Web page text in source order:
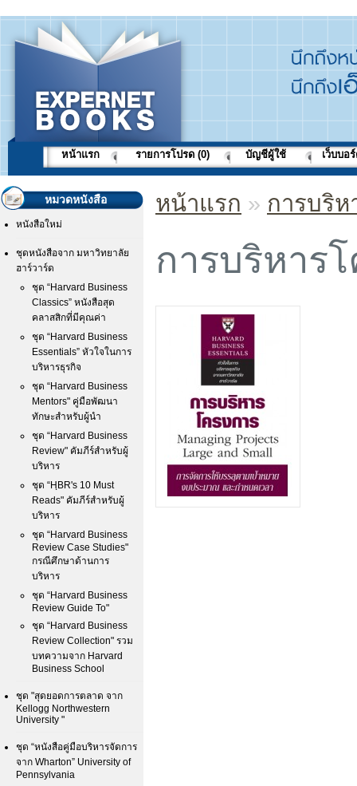
หน้าแรก รายการโปรด (0) บัญชีผู้ใช้ เว็บบอ
หมวดหนังสือ
หนังสือใหม่
ชุดหนังสือจาก มหาวิทยาลัย
ฮาร์วาร์ด
ชุด “Harvard Business
Classics” หนังสือสุด
คลาสสิกที่มีคุณค่า
ชุด “Harvard Business
Essentials” หัวใจในการ
บริหารธุรกิจ
ชุด “Harvard Business
Mentors" คู่มือพัฒนา
ทักษะสำหรับผู้นำ
ชุด “Harvard Business
Review" คัมภีร์สำหรับผู้
บริหาร
ชุด “HฺBR's 10 Must
Reads" คัมภีร์สำหรับผู้
บริหาร
ชุด “Harvard Business
Review Case Studies"
กรณีศึกษาด้านการ
บริหาร
ชุด “Harvard Business
Review Guide To"
ชุด “Harvard Business
Review Collection" รวม
บทความจาก Harvard
Business School
ชุด "สุดยอดการตลาด จาก
Kellogg Northwestern
University "
ชุด “หนังสือคู่มือบริหารจัดการ
จาก Wharton” University of
Pennsylvania
หน้าแรก » การบริห
การบริหาร